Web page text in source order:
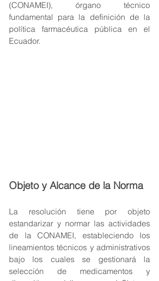
(CONAMEI), órgano técnico
fundamental para la definición de la
política farmacéutica pública en el
Ecuador.
Objeto y Alcance de la Norma
La resolución tiene por objeto
estandarizar y normar las actividades
de la CONAMEI, estableciendo los
lineamientos técnicos y administrativos
bajo los cuales se gestionará la
selección de medicamentos y